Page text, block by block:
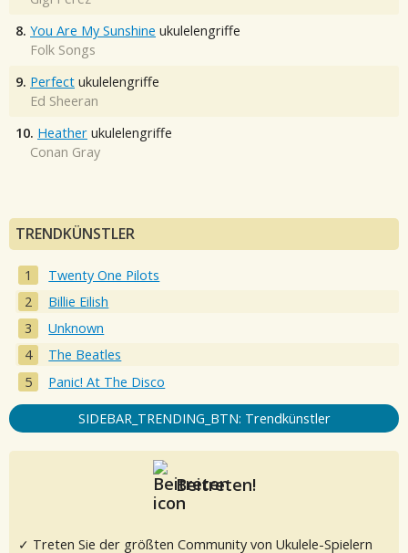
8. You Are My Sunshine ukulelengriffe
Folk Songs
9. Perfect ukulelengriffe
Ed Sheeran
10. Heather ukulelengriffe
Conan Gray
TRENDKÜNSTLER
Twenty One Pilots
Billie Eilish
Unknown
The Beatles
Panic! At The Disco
SIDEBAR_TRENDING_BTN: Trendkünstler
Beitreten!
✓ Treten Sie der größten Community von Ukulele-Spielern